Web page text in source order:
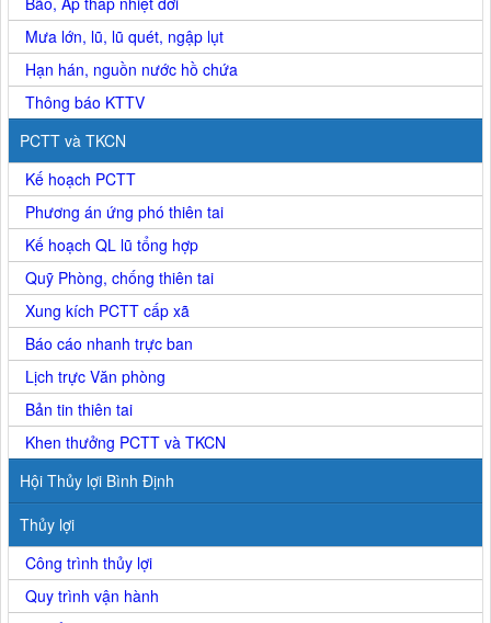
Mưa lớn, lũ, lũ quét, ngập lụt
Hạn hán, nguồn nước hồ chứa
Thông báo KTTV
PCTT và TKCN
Kế hoạch PCTT
Phương án ứng phó thiên tai
Kế hoạch QL lũ tổng hợp
Quỹ Phòng, chống thiên tai
Xung kích PCTT cấp xã
Báo cáo nhanh trực ban
Lịch trực Văn phòng
Bản tin thiên tai
Khen thưởng PCTT và TKCN
Hội Thủy lợi Bình Định
Thủy lợi
Công trình thủy lợi
Quy trình vận hành